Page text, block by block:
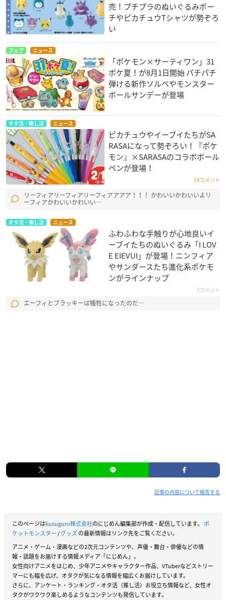
売！プチプラのぬいぐるみポー
チやピカチュウTシャツが勢ぞろ
い
フェア ニュース
「ポケモン×サーティワン」31
ポケ夏！が8月1日開始 パチパチ
弾ける新作ソルベやモンスター
ボールサンデーが登場
オタ活・推し活 ニュース
ピカチュウやイーブイたちがSA
RASAになって勢ぞろい！『ポケ
モン』×SARASAのコラボボール
ペンが登場！
14コメント
リーフィアリーフィアリーフィアアアア！！！ かわいいかわいいよリ
ーフィアかわいいかわいい…
オタ活・推し活 ニュース
ふわふわな手触りが心地良いイ
ーブイたちのぬいぐるみ「I LOV
E EIEVUI」が登場！ニンフィア
やサンダースたち進化系ポケモ
ンがラインナップ
3コメント
エーフィとブラッキーは犠牲になったのだ…
記事の内容について報告する
このページはkusuguru株式会社のにじめん編集部が作成・配信しています。 ポ
ケットモンスター/グッズの最新情報はリンク先をご覧ください。
アニメ・ゲーム・漫画などの2次元コンテンツや、声優・舞台・俳優などの情
報・話題をお届けする情報メディア「にじめん」。
女性向けアニメをはじめ、少年アニメやキャラクター作品、VTuberなどストリー
マーにも幅を広げ、オタクが気になる情報を幅広くお届けしています。
さらに、アンケート・ランキング・オタ活（推し活）お役立ち情報など、女性オ
タクがワクワク楽しめるようなコンテンツも発信しています。